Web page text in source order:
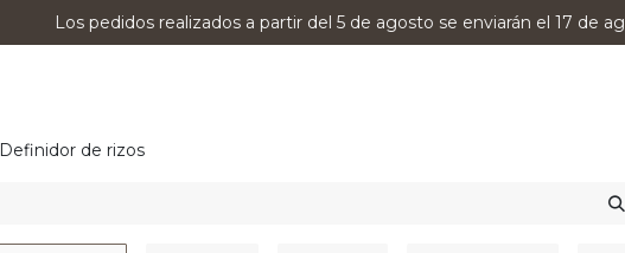
Los pedidos realizados a partir del 5 de agosto se enviarán el 17 de
Definidor de rizos